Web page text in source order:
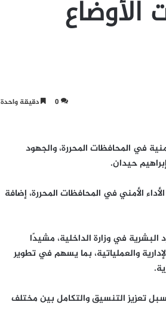
الأوضاع
0 دقيقة واحدة
في المحافظات المحررة، والجهود
حيدان.
الأمني في المحافظات المحررة، إضافة
البشرية في وزارة الداخلية، مشيدًا
والعملياتية، بما يسهم في تطوير
تعزيز التنسيق والتكامل بين مختلف